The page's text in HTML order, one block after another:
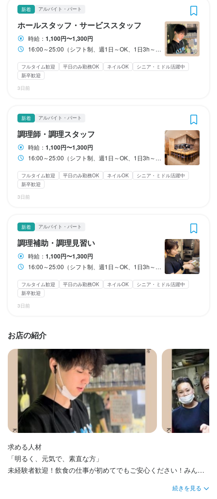
新着 アルバイト・パート
ホールスタッフ・サービススタッフ
時給： 1,100円〜1,300円
16:00～25:00（シフト制、週1日～OK、1日3h～OK）
フルタイム歓迎 平日のみ勤務OK ネイルOK
シニア・ミドル活躍中
新卒歓迎
3日前
新着 アルバイト・パート
調理師・調理スタッフ
時給： 1,100円〜1,300円
16:00～25:00（シフト制、週1日～OK、1日3h～OK）
フルタイム歓迎 平日のみ勤務OK ネイルOK
シニア・ミドル活躍中
新卒歓迎
3日前
新着 アルバイト・パート
調理補助・調理見習い
時給： 1,100円〜1,300円
16:00～25:00（シフト制、週1日～OK、1日3h～OK）
フルタイム歓迎 平日のみ勤務OK ネイルOK
シニア・ミドル活躍中
新卒歓迎
3日前
お店の紹介
求める人材
「明るく、元気で、素直な方」
未経験者歓迎！飲食の仕事が初めてでもご安心ください！みん
学歴不問（中卒・高卒・高専卒・大卒・大学院卒・専門学校卒は
続きを見る
休日・休暇
月7日休み／リフレッシュ休暇最大5日（諸条件有り）／年末年始
振替休暇3日／プラスで有休休暇を毎月1日必ず消化
待遇
■インセンティブ有
■帰省交通費手当（単身赴任者）
■交通費規定支給（月3万円迄）
■車・バイク通勤ＯＫ（勤務地による）
■店舗内飲み会代補助制度（半年に1回・4,000円/人 上限あり）
■食事補助
■制服貸与
■永年勤続表彰制度
■社員シャッフル
■社員旅行の下見
■独立支援制度有
まかない・食事補助あり 社会保険完備
研修制度あり
生産者への訪問研修あり
資格取得支援あり
独立支援制度あり
独立実績あり 車通勤OK 髪型自由 ひげOK
ネイルOK
ピアスOK
学歴不問
Uターン・Iターン歓迎
仕事内容
【調理スタッフ】
開店前の仕込み、料理の調理、盛り付け、洗い場などの調理業務
全般をお任せします。
将来的には、料理長候補として、仕入れ、食材管理、メニュー開
発、他の調理スタッフへの指導・育成などの業務もお任せしま
す。
ご案内、オーダー受付、ドリンク作成、配膳、接客、会計、テー
休日・休暇
月7日休み／リフレッシュ休暇最大5日（諸条件有り）／年末年始
振替休暇3日／プラスで有休休暇を毎月1日必ず消化
待遇
■インセンティブ有
■帰省交通費手当（単身赴任者）
■交通費規定支給（月3万円迄）
■車・バイク通勤ＯＫ（勤務地による）
■店舗内飲み会代補助制度（半年に1回・4,000円/人 上限あり）
■食事補助
■制服貸与
■永年勤続表彰制度
■社員シャッフル
■社員旅行の下見
まかない・食事補助あり 社会保険完備
研修制度あり
生産者への訪問研修あり
資格取得支援あり
独立支援制度あり
独立実績あり 車通勤OK 髪型自由 ひげOK
ネイルOK
ピアスOK
学歴不問
Uターン・Iターン歓迎
仕事内容
【調理スタッフ】
開店前の仕込み、料理の調理、盛り付け、洗い場などの調理業務
全般をお任せします。
将来的には、料理長候補として、仕入れ、食材管理、メニュー開
発、他の調理スタッフへの指導・育成などの業務もお任せしま
す。
ご案内、オーダー受付、ドリンク作成、配膳、接客、会計、テー
休日・休暇
月7日休み／リフレッシュ休暇最大5日（諸条件有り）／年末年始
振替休暇3日／プラスで有休休暇を毎月1日必ず消化
待遇
■インセンティブ有
■帰省交通費手当（単身赴任者）
■交通費規定支給（月3万円迄）
■車・バイク通勤ＯＫ（勤務地による）
■店舗内飲み会代補助制度（半年に1回・4,000円/人 上限あり）
■食事補助
■制服貸与
■永年勤続表彰制度
■社員シャッフル
■社員旅行の下見
まかない・食事補助あり 社会保険完備
研修制度あり
生産者への訪問研修あり
資格取得支援あり
独立支援制度あり
独立実績あり 車通勤OK 髪型自由 ひげOK
ネイルOK
ピアスOK
学歴不問
Uターン・Iターン歓迎
仕事内容
【調理スタッフ】
開店前の仕込み、料理の調理、盛り付け、洗い場などの調理業務
全般をお任せします。
将来的には、料理長候補として、仕入れ、食材管理、メニュー開
発、他の調理スタッフへの指導・育成などの業務もお任せしま
す。
ご案内、オーダー受付、ドリンク作成、配膳、接客、会計、テー
待遇
■各種社会保険完備
※健康保険・厚生年金・労災保険・雇用保険・介護保険
■交通費規定支給
■車・バイク通勤ＯＫ（勤務地による）
■店舗内飲み会代補助制度（半年に1回・4,000円/人 上限あり）
■食事補助(毎日まかない無料支給）
■制服貸与
■社員旅行の下見
■独立支援制度有
まかない・食事補助あり 社会保険完備
研修制度あり
生産者への訪問研修あり
資格取得支援あり
社員登用制度あり
独立支援制度あり 独立実績あり 車通勤OK
バイク通勤OK
髪型自由
ひげOK ネイルOK ピアスOK
Uターン・Iターン歓迎
フリーター歓迎
留学生歓迎
主婦・主夫歓迎
シニア・ミドル活躍中
ブランクOK
オープニングスタッフ募集
駅チカ(徒歩5分以内)
スタッフの平均年齢20代
面接1回
即日勤務OK
仕事内容
【調理スタッフ】
全般をお任せします。
【ホールスタッフ】
ご案内、オーダー受付、ドリンク作成、配膳、接客、会計、テー
ブルの片付けなどのホール業務全般をお任せします。
身に付くスキル
包丁さばき 寿司技術 盛り付け技術 高級食材の知識
ワインの知識
店舗運営
メニュー開発
待遇
■各種社会保険完備
※健康保険・厚生年金・労災保険・雇用保険・介護保険
■交通費規定支給
■車・バイク通勤ＯＫ（勤務地による）
■店舗内飲み会代補助制度（半年に1回・4,000円/人 上限あり）
■食事補助(毎日まかない無料支給）
■制服貸与
■社員旅行の下見
■独立支援制度有
まかない・食事補助あり 社会保険完備
研修制度あり
生産者への訪問研修あり
資格取得支援あり
社員登用制度あり
独立支援制度あり 独立実績あり 車通勤OK
バイク通勤OK
髪型自由
ひげOK ネイルOK ピアスOK
Uターン・Iターン歓迎
フリーター歓迎
留学生歓迎
主婦・主夫歓迎
シニア・ミドル活躍中
ブランクOK
オープニングスタッフ募集
駅チカ(徒歩5分以内)
スタッフの平均年齢20代
面接1回
即日勤務OK
仕事内容
【調理スタッフ】
全般をお任せします。
【ホールスタッフ】
ご案内、オーダー受付、ドリンク作成、配膳、接客、会計、テー
ブルの片付けなどのホール業務全般をお任せします。
身に付くスキル
包丁さばき 寿司技術 盛り付け技術 高級食材の知識
ワインの知識
店舗運営
メニュー開発
待遇
■各種社会保険完備
※健康保険・厚生年金・労災保険・雇用保険・介護保険
■交通費規定支給
■車・バイク通勤ＯＫ（勤務地による）
■店舗内飲み会代補助制度（半年に1回・4,000円/人 上限あり）
■食事補助(毎日まかない無料支給）
■制服貸与
■社員旅行の下見
■独立支援制度有
まかない・食事補助あり 社会保険完備
研修制度あり
生産者への訪問研修あり
資格取得支援あり
社員登用制度あり
独立支援制度あり 独立実績あり 車通勤OK
バイク通勤OK
髪型自由
ひげOK ネイルOK ピアスOK
Uターン・Iターン歓迎
フリーター歓迎
留学生歓迎
主婦・主夫歓迎
シニア・ミドル活躍中
ブランクOK
オープニングスタッフ募集
駅チカ(徒歩5分以内)
スタッフの平均年齢20代
面接1回
即日勤務OK
仕事内容
【調理スタッフ】
全般をお任せします。
【ホールスタッフ】
ご案内、オーダー受付、ドリンク作成、配膳、接客、会計、テー
ブルの片付けなどのホール業務全般をお任せします。
身に付くスキル
包丁さばき 寿司技術 盛り付け技術 高級食材の知識
ワインの知識
店舗運営
メニュー開発